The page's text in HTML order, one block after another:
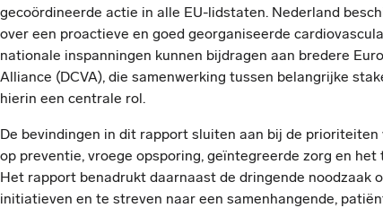
gecoördineerde actie in alle EU-lidstaten. Nederland
over een proactieve en goed georganiseerde
nationale inspanningen kunnen bijdragen aan bredere
Alliance (DCVA), die samenwerking tussen belangrijke
hierin een centrale rol.
De bevindingen in dit rapport sluiten aan bij de
op preventie, vroege opsporing, geïntegreerde zorg en
Het rapport benadrukt daarnaast de dringende noodzaak
initiatieven en te streven naar een samenhangende,